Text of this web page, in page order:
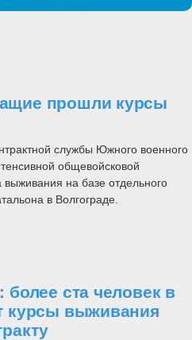
прошли курсы
службы Южного военного
общевойсковой
выживания на базе отдельного
в Волгограде.
ста человек в
курсы выживания